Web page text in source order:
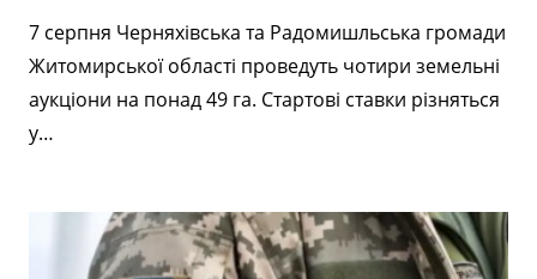
7 серпня Черняхівська та Радомишльська громади
Житомирської області проведуть чотири земельні
аукціони на понад 49 га. Стартові ставки різняться
у…